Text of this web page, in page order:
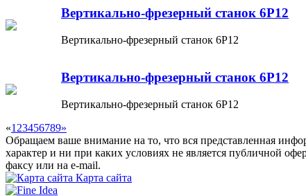
Вертикально-фрезерный станок 6Р12
Вертикально-фрезерный станок 6Р12
Вертикально-фрезерный станок 6Р12
Вертикально-фрезерный станок 6Р12
«1 23456789»
Обращаем ваше внимание на то, что вся представленная
характер и ни при каких условиях не является публичной
факсу или на e-mail.
Карта сайта